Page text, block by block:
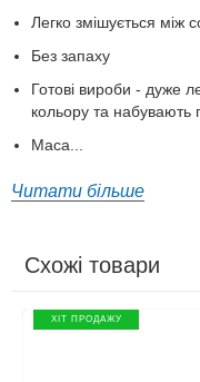
Легко змішується між
Без запаху
Готові вироби - дуже
кольору та набувають
Маса...
Читати більше
Схожі товари
ХІТ ПРОДАЖУ